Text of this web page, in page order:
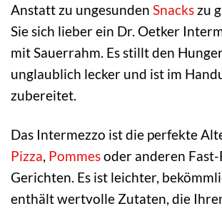
Anstatt zu ungesunden Snacks zu
Sie sich lieber ein Dr. Oetker
mit Sauerrahm. Es stillt den
unglaublich lecker und ist im
zubereitet.
Das Intermezzo ist die perfekte
Pizza, Pommesoder anderen
Gerichten. Es ist leichter,
enthält wertvolle Zutaten, die